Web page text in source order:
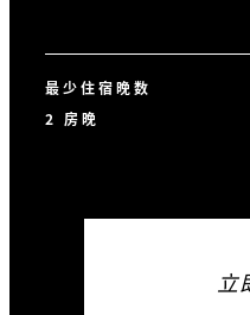
最少住宿晚数
2 房晚
立